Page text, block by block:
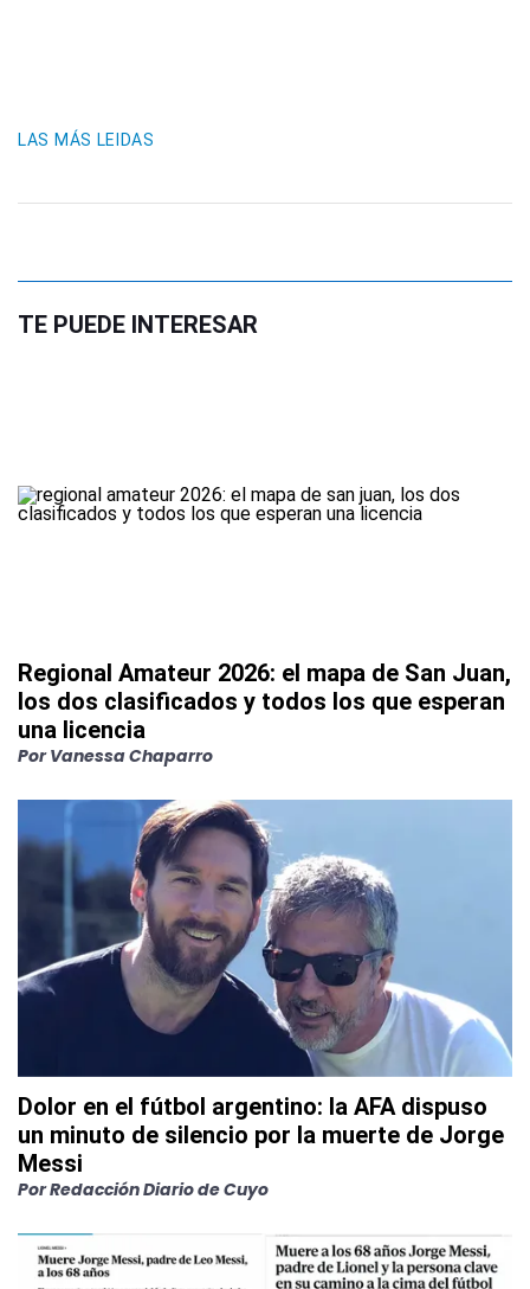
LAS MÁS LEIDAS
TE PUEDE INTERESAR
Regional Amateur 2026: el mapa de San Juan,
los dos clasificados y todos los que esperan
una licencia
Por Vanessa Chaparro
Dolor en el fútbol argentino: la AFA dispuso
un minuto de silencio por la muerte de Jorge
Messi
PorRedacción Diario de Cuyo